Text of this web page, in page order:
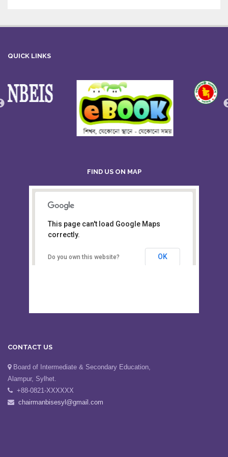
QUICK LINKS
Board of Intermediate &
Sylhet
This page can't load Google Maps
Board of Intermediate & Secondary Education,
Alampur, Sylhet.
+88-0821-XXXXXX